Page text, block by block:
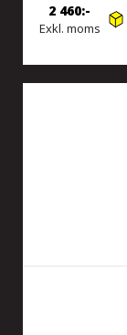
Exkl. moms
2 460